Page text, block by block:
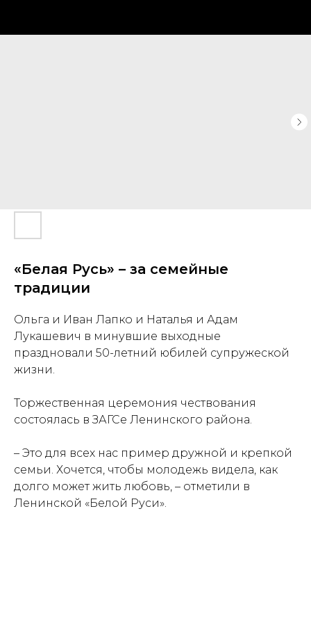
«Белая Русь» – за семейные
традиции
Ольга и Иван Лапко и Наталья и Адам
Лукашевич в минувшие выходные
праздновали 50-летний юбилей супружеской
жизни.
Торжественная церемония чествования
состоялась в ЗАГСе Ленинского района.
– Это для всех нас пример дружной и крепкой
семьи. Хочется, чтобы молодежь видела, как
долго может жить любовь, – отметили в
Ленинской «Белой Руси».